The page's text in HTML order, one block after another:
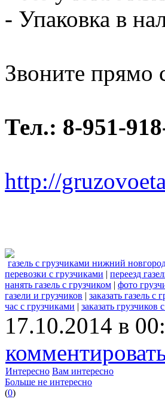
- Упаковка в
Звоните прямо
Тел.: 8-951-
http://
газель с грузчиками нижний
перевозки с грузчиками | переезд
нанять газель с грузчиком | фото
газели и грузчиков | заказать газель с
час с грузчиками | заказать грузчиков
17.10.2014 в
Интересно Вам интересно
Больше не интересно
(0)